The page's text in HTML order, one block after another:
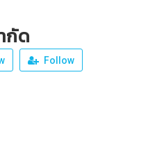
กัด
Follow